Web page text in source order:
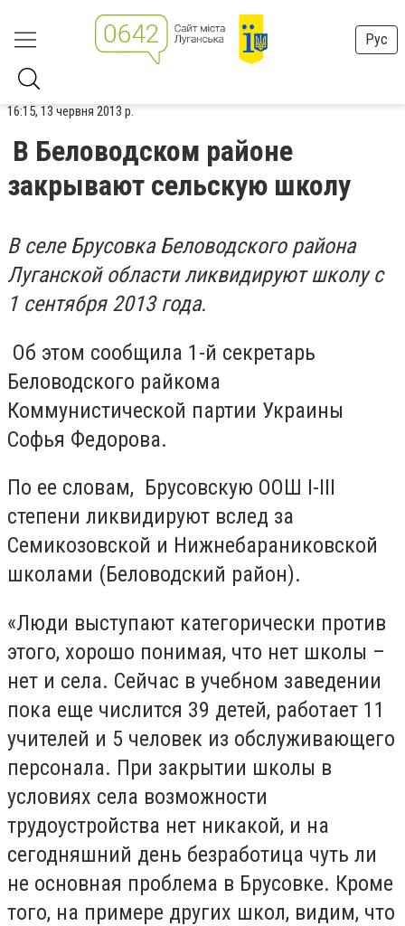
Рус
16:15, 13 червня 2013 р.
В Беловодском районе
закрывают сельскую школу
В селе Брусовка Беловодского района
Луганской области ликвидируют школу с
1 сентября 2013 года.
Об этом сообщила 1-й секретарь
Беловодского райкома
Коммунистической партии Украины
Софья Федорова.
По ее словам, Брусовскую ООШ I-III
степени ликвидируют вслед за
Семикозовской и Нижнебараниковской
школами (Беловодский район).
«Люди выступают категорически против
этого, хорошо понимая, что нет школы –
нет и села. Сейчас в учебном заведении
пока еще числится 39 детей, работает 11
учителей и 5 человек из обслуживающего
персонала. При закрытии школы в
условиях села возможности
трудоустройства нет никакой, и на
сегодняшний день безработица чуть ли
не основная проблема в Брусовке. Кроме
того, на примере других школ, видим, что